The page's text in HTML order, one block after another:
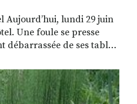
Aujourd’hui, lundi 29 juin
Une foule se presse
débarrassée de ses tables
panorama de rêve qui
Discours de Régis
et souriant, il […]